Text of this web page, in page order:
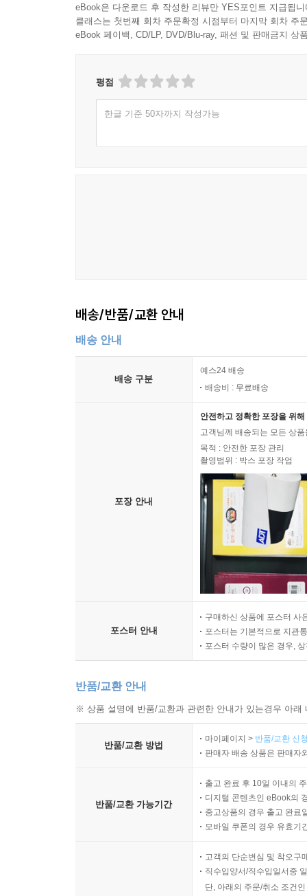
eBook은 다운로드 후 작성한 리뷰만 YES포인트 지급됩니
클래스는 첫번째 회차 주문확정 시점부터 마지막 회차 주
eBook 페이백, CD/LP, DVD/Blu-ray, 패션 및 판매금지 상
평점
한글 기준 50자까지 작성가능
배송/반품/교환 안내
배송 안내
배송 구분
예스24 배송
배송비 : 무료배송
포장 안내
안전하고 정확한 포장을 위
고객님께 배송되는 모든 상
목적 : 안전한 포장 관리
촬영범위 : 박스 포장 작업
포스터 안내
구매하신 상품에 포스터 사
포스터는 기본적으로 지관
포스터 수량이 많은 경우,
반품/교환 안내
※ 상품 설명에 반품/교환과 관련한 안내가 있는경우 아
반품/교환 방법
마이페이지 > 반품/교환 신
판매자 배송 상품은 판매자
반품/교환 가능기간
출고 완료 후 10일 이내의
디지털 콘텐츠인 eBook의
중고상품의 경우 출고 완료
모바일 쿠폰의 경우 유효기
고객의 단순변심 및 착오구
직수입양서/직수입일서중
단, 아래의 주문/취소 조건